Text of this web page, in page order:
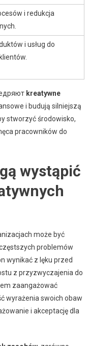
i redukcja
i usług do
kreatywne
i budują silniejszą
stworzyć środowisko,
pracowników do
wystąpić
może być
problemów
wynikać z lęku przed
z przyzwyczajenia do
zaangażować
wyrażenia swoich obaw
i akceptację dla